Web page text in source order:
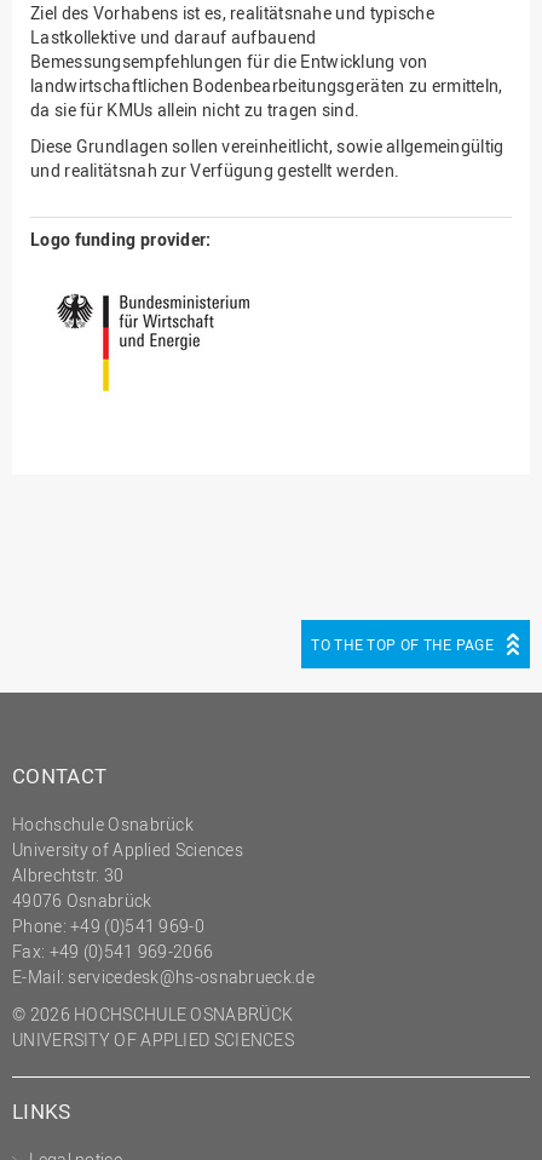
Ziel des Vorhabens ist es, realitätsnahe und typische
Lastkollektive und darauf aufbauend
Bemessungsempfehlungen für die Entwicklung von
landwirtschaftlichen Bodenbearbeitungsgeräten zu ermitteln,
da sie für KMUs allein nicht zu tragen sind.
Diese Grundlagen sollen vereinheitlicht, sowie allgemeingültig
und realitätsnah zur Verfügung gestellt werden.
Logo funding provider:
TO THE TOP OF THE PAGE
CONTACT
Hochschule Osnabrück
University of Applied Sciences
Albrechtstr. 30
49076 Osnabrück
Phone: +49 (0)541 969-0
Fax: +49 (0)541 969-2066
E-Mail: servicedesk@hs-osnabrueck.de
© 2026 HOCHSCHULE OSNABRÜCK
UNIVERSITY OF APPLIED SCIENCES
LINKS